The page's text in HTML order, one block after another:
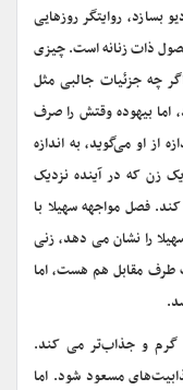
بسازد، روایتگر روزهایی
ذات زنانه است. چیزی
اگر چه جزئیات جالبی مثل
اما بیهوده وقتش را صرف
از او می‌گوید، به اندازه
زن که در آینده نزدیک
فصل مواجهه سهیلا با
را نشان می دهد، زنی
مقابل هم هست، اما
گرم و جذاب‌تر می کند.
مسعود شود. اما